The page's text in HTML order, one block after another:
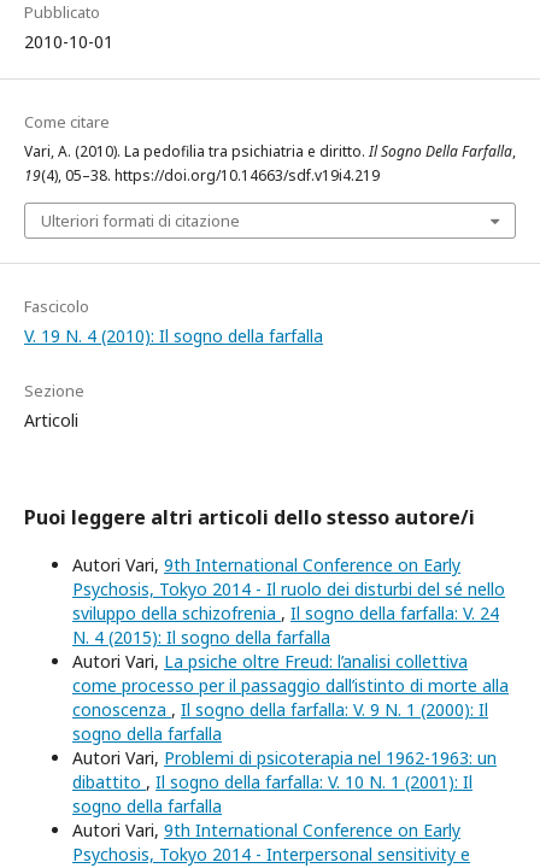
Pubblicato
2010-10-01
Come citare
Vari, A. (2010). La pedofilia tra psichiatria e diritto.Il Sogno Della Farfalla,
19(4), 05–38. https://doi.org/10.14663/sdf.v19i4.219
Ulteriori formati di citazione
Fascicolo
V. 19 N. 4 (2010): Il sogno della farfalla
Sezione
Articoli
Puoi leggere altri articoli dello stesso autore/i
Autori Vari, 9th International Conference on Early
Psychosis, Tokyo 2014 - Il ruolo dei disturbi del sé nello
sviluppo della schizofrenia , Il sogno della farfalla: V. 24
N. 4 (2015): Il sogno della farfalla
Autori Vari, La psiche oltre Freud: l’analisi collettiva
come processo per il passaggio dall’istinto di morte alla
conoscenza , Il sogno della farfalla: V. 9 N. 1 (2000): Il
sogno della farfalla
Autori Vari, Problemi di psicoterapia nel 1962-1963: un
dibattito , Il sogno della farfalla: V. 10 N. 1 (2001): Il
sogno della farfalla
Autori Vari, 9th International Conference on Early
Psychosis, Tokyo 2014 - Interpersonal sensitivity e